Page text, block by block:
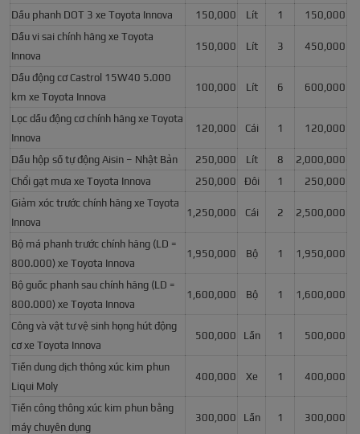
Dầu phanh DOT 3 xe Toyota Innova 150,000 Lít 1
150,000
Dầu vi sai chính hãng xe Toyota
Innova
150,000 Lít 3 450,000
Dầu động cơ Castrol 15W40 5.000
km xe Toyota Innova
100,000 Lít 6 600,000
Lọc dầu động cơ chính hãng xe Toyota
Innova
120,000 Cái 1 120,000
Dầu hộp số tự động Aisin – Nhật Bản 250,000 Lít 8
2,000,000
Chổi gạt mưa xe Toyota Innova
250,000 Đôi 1
250,000
Giảm xóc trước chính hãng xe Toyota
Innova
1,250,000 Cái 2 2,500,000
Bộ má phanh trước chính hãng (LD =
800.000) xe Toyota Innova
1,950,000 Bộ 1 1,950,000
Bộ guốc phanh sau chính hãng (LD =
800.000) xe Toyota Innova
1,600,000 Bộ 1 1,600,000
Công và vật tư vệ sinh họng hút động
cơ xe Toyota Innova
500,000 Lần 1 500,000
Tiền dung dịch thông xúc kim phun
Liqui Moly
400,000 Xe 1 400,000
Tiền công thông xúc kim phun bằng
máy chuyên dụng
300,000 Lần 1 300,000